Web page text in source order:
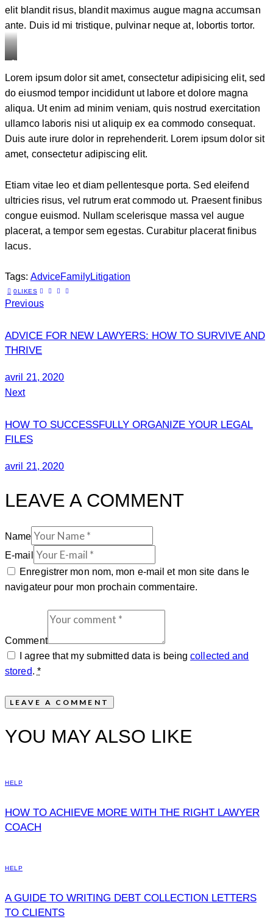
elit blandit risus, blandit maximus augue magna accumsan
ante. Duis id mi tristique, pulvinar neque at, lobortis tortor.
Stet
clita
kasd
gubergren,
no
sea
sanctus
labore
et
dolore.
By
Kevin
Lorem ipsum dolor sit amet, consectetur adipisicing elit, sed
do eiusmod tempor incididunt ut labore et dolore magna
aliqua. Ut enim ad minim veniam, quis nostrud exercitation
ullamco laboris nisi ut aliquip ex ea commodo consequat.
Duis aute irure dolor in reprehenderit. Lorem ipsum dolor sit
amet, consectetur adipiscing elit.
Etiam vitae leo et diam pellentesque porta. Sed eleifend
ultricies risus, vel rutrum erat commodo ut. Praesent finibus
congue euismod. Nullam scelerisque massa vel augue
placerat, a tempor sem egestas. Curabitur placerat finibus
lacus.
Tags: AdviceFamilyLitigation
0LIKES
Previous
ADVICE FOR NEW LAWYERS: HOW TO SURVIVE AND
THRIVE
avril 21, 2020
Next
HOW TO SUCCESSFULLY ORGANIZE YOUR LEGAL
FILES
avril 21, 2020
LEAVE A COMMENT
Name
E-mail
Enregistrer mon nom, mon e-mail et mon site dans le
navigateur pour mon prochain commentaire.
Comment
I agree that my submitted data is beingcollected and
stored. *
YOU MAY ALSO LIKE
HELP
HOW TO ACHIEVE MORE WITH THE RIGHT LAWYER
COACH
HELP
A GUIDE TO WRITING DEBT COLLECTION LETTERS
TO CLIENTS